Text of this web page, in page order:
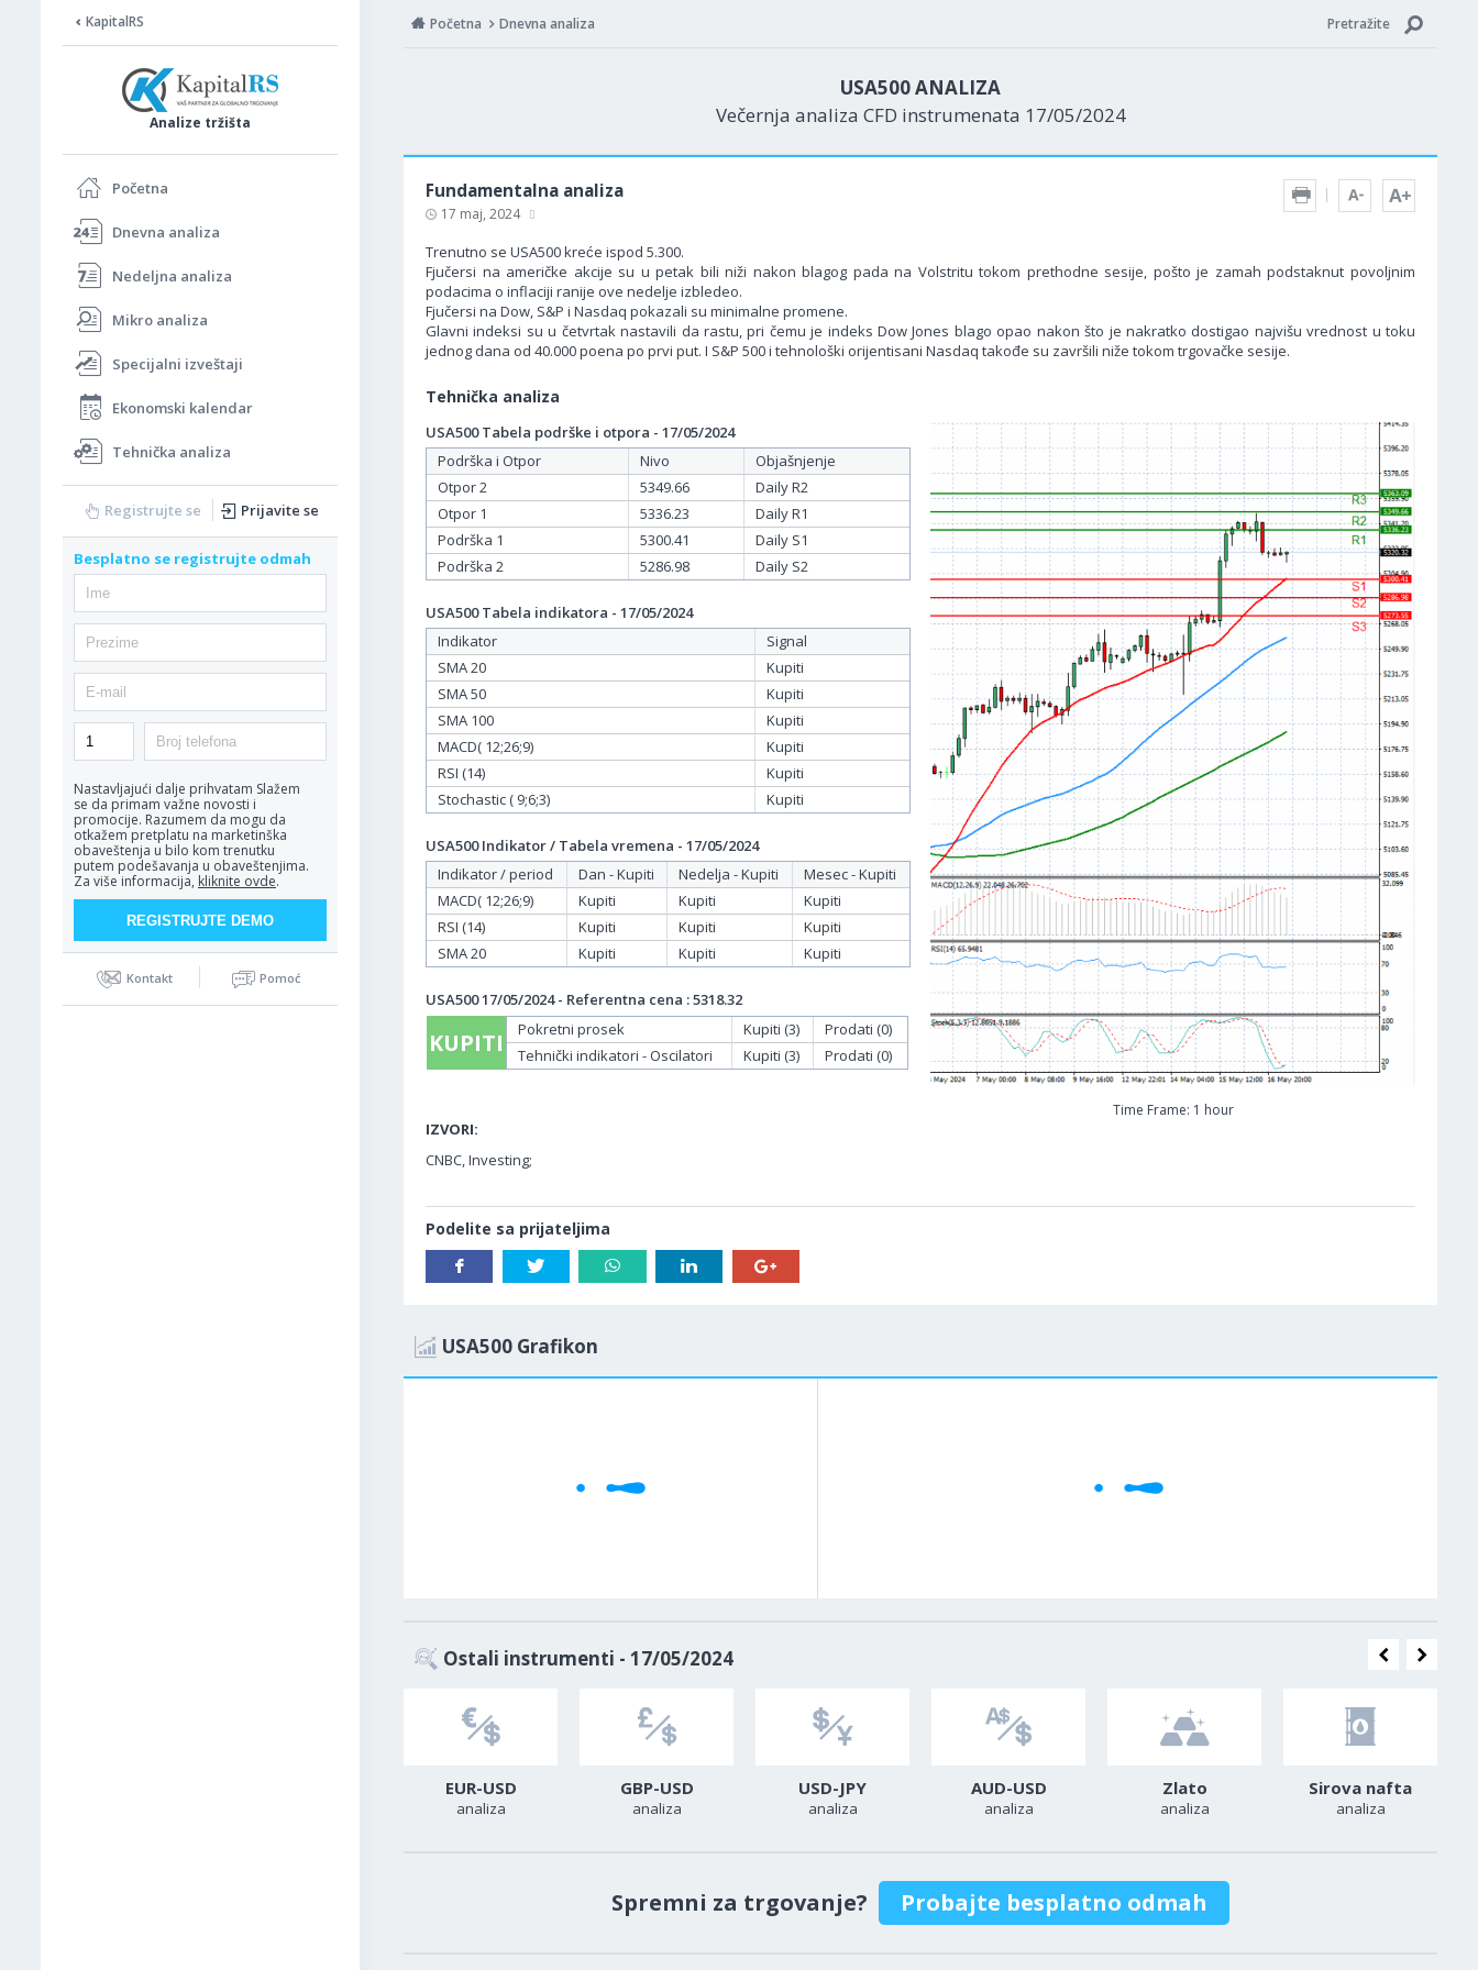
KapitalRS
Analize tržišta
Početna
Dnevna analiza
Nedeljna analiza
Mikro analiza
Specijalni izveštaji
Ekonomski kalendar
Tehnička analiza
Registrujte se Prijavite se
Besplatno se registrujte odmah
Nastavljajući dalje prihvatam Slažem
se da primam važne novosti i
promocije. Razumem da mogu da
otkažem pretplatu na marketinška
obaveštenja u bilo kom trenutku
putem podešavanja u obaveštenjima.
Za više informacija, kliknite ovde.
Kontakt Pomoć
Početna Dnevna analiza Pretražite
USA500 ANALIZA
Večernja analiza CFD instrumenata 17/05/2024
Fundamentalna analiza
17 maj, 2024
Trenutno se USA500 kreće ispod 5.300.
Fjučersi na američke akcije su u petak bili niži nakon blagog pada na Volstritu tokom prethodne sesije, pošto je zamah podstaknut povoljnim
podacima o inflaciji ranije ove nedelje izbledeo.
Fjučersi na Dow, S&P i Nasdaq pokazali su minimalne promene.
Glavni indeksi su u četvrtak nastavili da rastu, pri čemu je indeks Dow Jones blago opao nakon što je nakratko dostigao najvišu vrednost u toku
jednog dana od 40.000 poena po prvi put. I S&P 500 i tehnološki orijentisani Nasdaq takođe su završili niže tokom trgovačke sesije.
Tehnička analiza
Time Frame: 1 hour
USA500 Tabela podrške i otpora - 17/05/2024
Podrška i Otpor
Nivo
Objašnjenje
Otpor 2
5349.66
Daily R2
Otpor 1
5336.23
Daily R1
Podrška 1
5300.41
Daily S1
Podrška 2
5286.98 Daily S2
USA500 Tabela indikatora - 17/05/2024
Indikator
Signal
SMA 20
Kupiti
SMA 50
Kupiti
SMA 100
Kupiti
MACD( 12;26;9)
Kupiti
RSI (14)
Kupiti
Stochastic ( 9;6;3)
Kupiti
USA500 Indikator / Tabela vremena - 17/05/2024
Indikator / period
Dan - Kupiti Nedelja - Kupiti
Mesec - Kupiti
MACD( 12;26;9)
Kupiti Kupiti
Kupiti
RSI (14)
Kupiti Kupiti
Kupiti
SMA 20
Kupiti Kupiti Kupiti
USA500 17/05/2024 - Referentna cena : 5318.32
KUPITI Pokretni prosek Kupiti (3)
Prodati (0)
Tehnički indikatori - Oscilatori
Kupiti (3) Prodati (0)
IZVORI:
CNBC, Investing;
Podelite sa prijateljima
USA500 Grafikon
Ostali instrumenti - 17/05/2024
EUR-USD
analiza
GBP-USD
analiza
USD-JPY
analiza
AUD-USD
analiza
Zlato
analiza
Sirova nafta
analiza
Spremni za trgovanje? Probajte besplatno odmah